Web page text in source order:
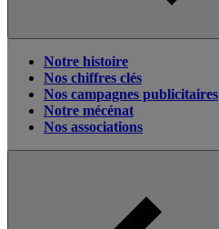
Notre histoire
Nos chiffres clés
Nos campagnes publicitaires
Notre mécénat
Nos associations